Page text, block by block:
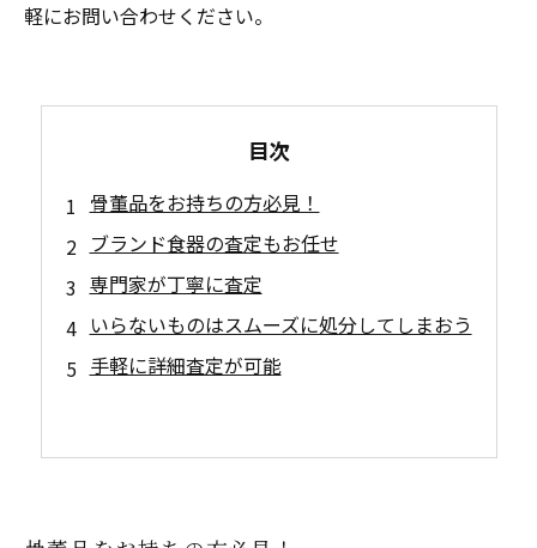
軽にお問い合わせください。
目次
骨董品をお持ちの方必見！
ブランド食器の査定もお任せ
専門家が丁寧に査定
いらないものはスムーズに処分してしまおう
手軽に詳細査定が可能